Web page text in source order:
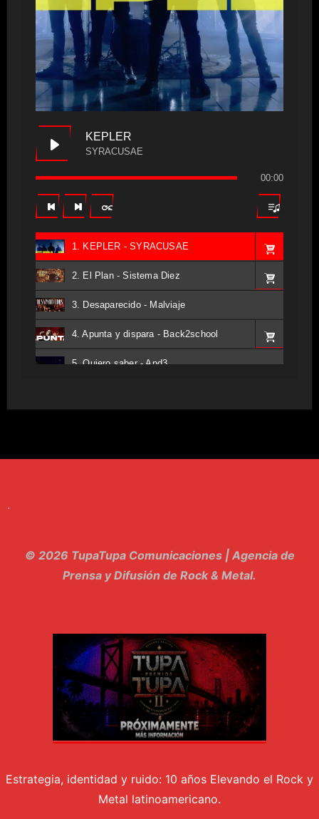
KEPLER
SYRACUSAE
00:00
1. KEPLER - SYRACUSAE
2. El Plan - Sistema Diez
3. Desaparecido - Malviaje
4. Apunta y dispara - Back2school
5. Quiero saber - And3
12. dolor - Piel
15. Pachakuti - Pleia
16. Demuestro Mi Fe - Epidemia Rapcore
17. Kamikaze - La Pvta Electrica
.
© 2026 TupaTupa Comunicaciones | Agencia de
Prensa y Difusión de Rock & Metal.
Estrategia, identidad y ruido: 10 años Elevando el Rock y
Metal latinoamericano.